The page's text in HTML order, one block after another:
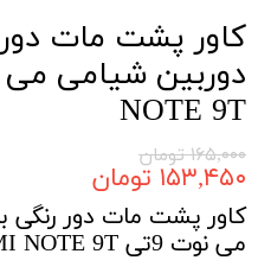
کاور پشت مات
NOTE 9T
۱۶۵,۰۰۰ تومان
۱۵۳,۴۵۰ تومان
کاور پشت مات دور رنگی
می نوت 9تی MI NOTE 9T